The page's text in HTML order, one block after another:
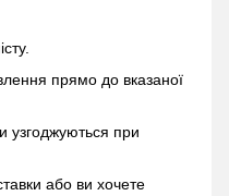
прямо до вказаної
узгоджуються при
або ви хочете